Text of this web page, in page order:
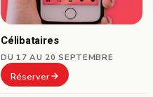
Célibataires
DU 17 AU 20 SEPTEMBRE
Réserver